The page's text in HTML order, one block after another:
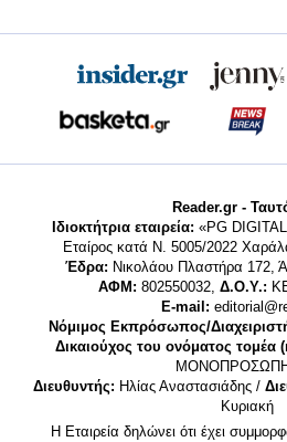
Reader.gr -
Ιδιοκτήτρια εταιρεία: «PG
Εταίρος κατά Ν. 5005/2022
Έδρα: Νικολάου Πλαστήρα 172,
ΑΦΜ: 802550032, Δ.Ο.Υ.:
E-mail:
Νόμιμος Εκπρόσωπος/
Δικαιούχος του ονόματος τομέα
Διευθυντής: Ηλίας Αναστασιάδης /
Κυριακή
Η Εταιρεία δηλώνει ότι έχει